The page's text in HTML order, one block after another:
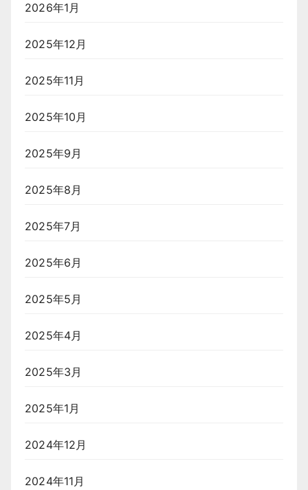
2026年1月
2025年12月
2025年11月
2025年10月
2025年9月
2025年8月
2025年7月
2025年6月
2025年5月
2025年4月
2025年3月
2025年1月
2024年12月
2024年11月